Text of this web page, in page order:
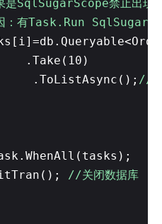
是SqlSugarScope禁止出
有Task.Run
.Take(10)
.ToListAsync(); //直
//关闭数据库